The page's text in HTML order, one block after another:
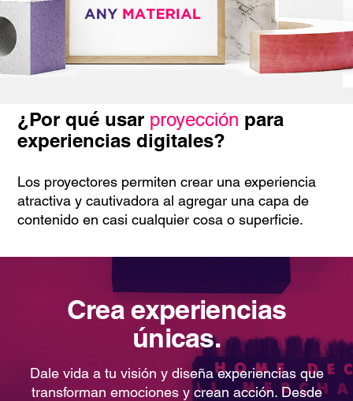
¿Por qué usar proyección para
experiencias digitales?
Los proyectores permiten crear una experiencia
atractiva y cautivadora al agregar una capa de
contenido en casi cualquier cosa o superficie.
Crea experiencias
únicas.
Dale vida a tu visión y diseña experiencias que
transforman emociones y crean acción. Desde